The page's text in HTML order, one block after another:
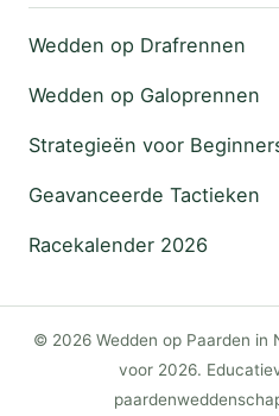
Wedden op Drafrennen
Wedden op Galoprennen
Strategieën voor
Geavanceerde Tactieken
Racekalender 2026
© 2026 Wedden op Paarden in
voor 2026.